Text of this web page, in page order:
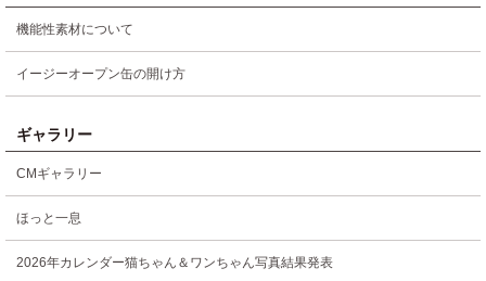
機能性素材について
イージーオープン缶の開け方
ギャラリー
CMギャラリー
ほっと一息
2026年カレンダー猫ちゃん＆ワンちゃん写真結果発表